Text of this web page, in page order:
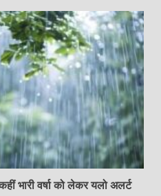
भारी वर्षा को लेकर यलो अलर्ट